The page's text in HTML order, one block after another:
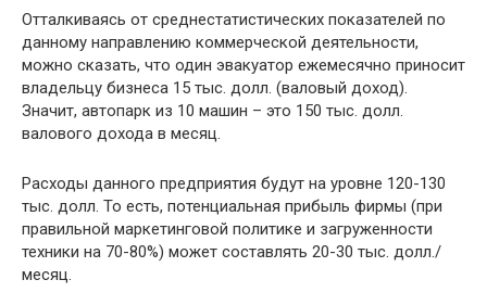
Отталкиваясь от среднестатистических показателей по
данному направлению коммерческой деятельности,
можно сказать, что один эвакуатор ежемесячно приносит
владельцу бизнеса 15 тыс. долл. (валовый доход).
Значит, автопарк из 10 машин – это 150 тыс. долл.
валового дохода в месяц.
Расходы данного предприятия будут на уровне 120-130
тыс. долл. То есть, потенциальная прибыль фирмы (при
правильной маркетинговой политике и загруженности
техники на 70-80%) может составлять 20-30 тыс. долл./
месяц.